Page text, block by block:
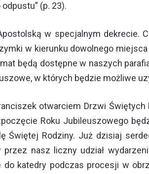
(p. 23).
w specjalnym dekrecie.
w kierunku dowolnego
będą dostępne w naszych
w których będzie możliwe
otwarciem Drzwi
Roku Jubileuszowego
Świętej Rodziny. Już dzisiaj
nasz liczny udział
katedry podczas procesji w